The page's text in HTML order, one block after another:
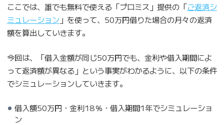
ここでは、誰でも無料で使える「プロミス」提供の「ご返済シ
ミュレーション 」を使って、50万円借りた場合の月々の返済
額を算出していきます。
今回は、「借入金額が同じ50万円でも、金利や借入期間によ
って返済額が異なる」という事実がわかるように、以下の条件
でシミュレーションしていきます。
借入額50万円・金利18％・借入期間1年でシミュレーショ
ン